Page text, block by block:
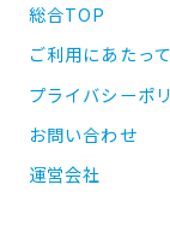
総合TOP
ご利用にあたって
プライバシーポ
お問い合わせ
運営会社